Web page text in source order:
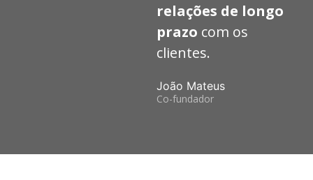
relações de longo
prazo com os
clientes.
João Mateus
Co-fundador